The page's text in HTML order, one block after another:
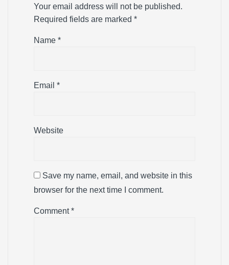
Your email address will not be published.
Required fields are marked *
Name *
Email *
Website
Save my name, email, and website in this
browser for the next time I comment.
Comment*